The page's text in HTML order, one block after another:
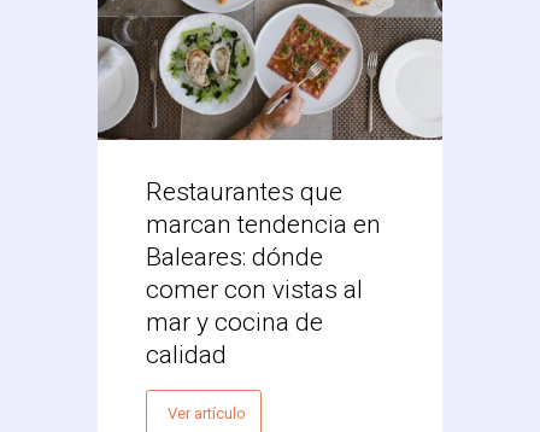
Restaurantes que
marcan tendencia en
Baleares: dónde
comer con vistas al
mar y cocina de
calidad
Ver artículo